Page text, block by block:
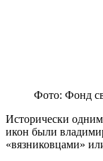
Фото: Фонд
Исторически
икон были
«вязниковцами»